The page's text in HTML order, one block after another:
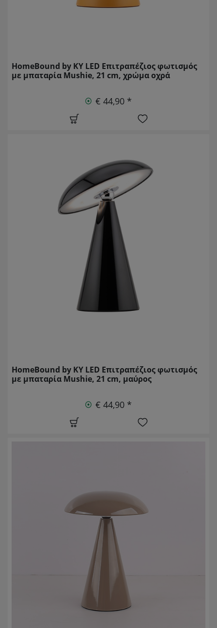
HomeBound by KY LED Επιτραπέζιος φωτισμός
με μπαταρία Mushie, 21 cm, χρώμα οχρά
€ 44,90 *
HomeBound by KY LED Επιτραπέζιος φωτισμός
με μπαταρία Mushie, 21 cm, μαύρος
€ 44,90 *